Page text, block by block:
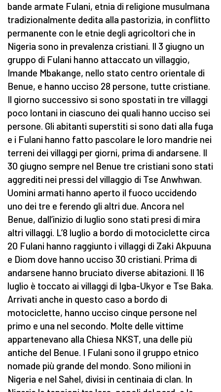
bande armate Fulani, etnia di religione musulmana
tradizionalmente dedita alla pastorizia, in conflitto
permanente con le etnie degli agricoltori che in
Nigeria sono in prevalenza cristiani. Il 3 giugno un
gruppo di Fulani hanno attaccato un villaggio,
Imande Mbakange, nello stato centro orientale di
Benue, e hanno ucciso 28 persone, tutte cristiane.
Il giorno successivo si sono spostati in tre villaggi
poco lontani in ciascuno dei quali hanno ucciso sei
persone. Gli abitanti superstiti si sono dati alla fuga
e i Fulani hanno fatto pascolare le loro mandrie nei
terreni dei villaggi per giorni, prima di andarsene. Il
30 giugno sempre nel Benue tre cristiani sono stati
aggrediti nei pressi del villaggio di Tse Anwhwan.
Uomini armati hanno aperto il fuoco uccidendo
uno dei tre e ferendo gli altri due. Ancora nel
Benue, dall’inizio di luglio sono stati presi di mira
altri villaggi. L’8 luglio a bordo di motociclette circa
20 Fulani hanno raggiunto i villaggi di Zaki Akpuuna
e Diom dove hanno ucciso 30 cristiani. Prima di
andarsene hanno bruciato diverse abitazioni. Il 16
luglio è toccato ai villaggi di Igba-Ukyor e Tse Baka.
Arrivati anche in questo caso a bordo di
motociclette, hanno ucciso cinque persone nel
primo e una nel secondo. Molte delle vittime
appartenevano alla Chiesa NKST, una delle più
antiche del Benue. I Fulani sono il gruppo etnico
nomade più grande del mondo. Sono milioni in
Nigeria e nel Sahel, divisi in centinaia di clan. In